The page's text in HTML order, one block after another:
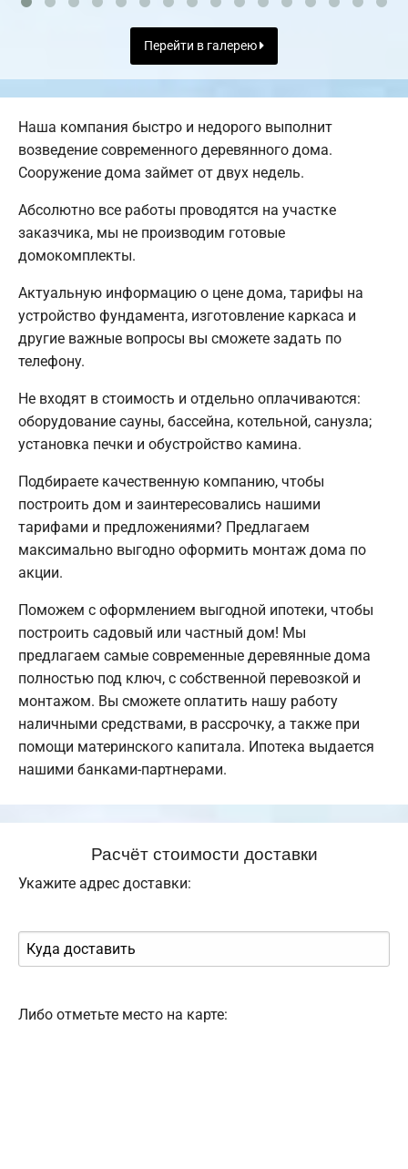
Перейти в галерею
Наша компания быстро и недорого выполнит
возведение современного деревянного дома.
Сооружение дома займет от двух недель.
Абсолютно все работы проводятся на участке
заказчика, мы не производим готовые
домокомплекты.
Актуальную информацию о цене дома, тарифы на
устройство фундамента, изготовление каркаса и
другие важные вопросы вы сможете задать по
телефону.
Не входят в стоимость и отдельно оплачиваются:
оборудование сауны, бассейна, котельной, санузла;
установка печки и обустройство камина.
Подбираете качественную компанию, чтобы
построить дом и заинтересовались нашими
тарифами и предложениями? Предлагаем
максимально выгодно оформить монтаж дома по
акции.
Поможем с оформлением выгодной ипотеки, чтобы
построить садовый или частный дом! Мы
предлагаем самые современные деревянные дома
полностью под ключ, с собственной перевозкой и
монтажом. Вы сможете оплатить нашу работу
наличными средствами, в рассрочку, а также при
помощи материнского капитала. Ипотека выдается
нашими банками-партнерами.
Расчёт стоимости доставки
Укажите адрес доставки:
Либо отметьте место на карте: